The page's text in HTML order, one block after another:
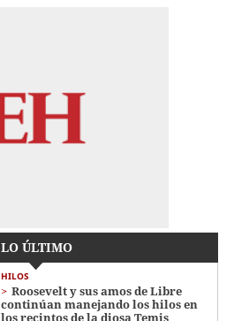
LO ÚLTIMO
HILOS
Roosevelt y sus amos de Libre
continúan manejando los hilos en
los recintos de la diosa Temis